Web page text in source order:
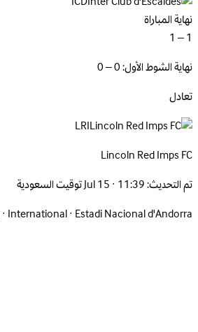
نهاية المباراة
1 – 1
نهاية الشوط الأول: 0 – 0
تعادل
LRI
Lincoln Red ImpsFC
تم التحديث:Jul 15 · 11:39 توقيت السعودية
· International· Estadi Nacional d'Andorra